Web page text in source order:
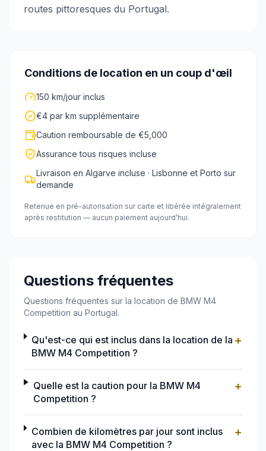
routes pittoresques du Portugal.
Conditions de location en un coup d'œil
150 km/jour inclus
€4 par km supplémentaire
Caution remboursable de €5,000
Assurance tous risques incluse
Livraison en Algarve incluse · Lisbonne et Porto sur
demande
Retenue en pré-autorisation sur carte et libérée intégralement
après restitution — aucun paiement aujourd’hui.
Questions fréquentes
Questions fréquentes sur la location de BMW M4
Competition au Portugal.
Qu'est-ce qui est inclus dans la location de la
BMW M4 Competition ?
+
Quelle est la caution pour la BMW M4
Competition ?
+
Combien de kilomètres par jour sont inclus
avec la BMW M4 Competition ?
+